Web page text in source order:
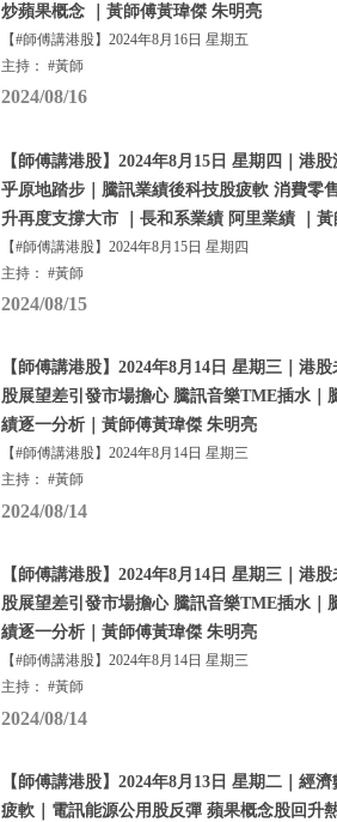
炒蘋果概念 ｜黃師傅黃瑋傑 朱明亮
【#師傅講港股】2024年8月16日 星期五
主持： #黃師
2024/08/16
【師傅講港股】2024年8月15日 星期四｜港
乎原地踏步｜騰訊業績後科技股疲軟 消費零
升再度支撐大市 ｜長和系業績 阿里業績 ｜
【#師傅講港股】2024年8月15日 星期四
主持： #黃師
2024/08/15
【師傅講港股】2024年8月14日 星期三｜港
股展望差引發市場擔心 騰訊音樂TME插水｜
績逐一分析｜黃師傅黃瑋傑 朱明亮
【#師傅講港股】2024年8月14日 星期三
主持： #黃師
2024/08/14
【師傅講港股】2024年8月14日 星期三｜港
股展望差引發市場擔心 騰訊音樂TME插水｜
績逐一分析｜黃師傅黃瑋傑 朱明亮
【#師傅講港股】2024年8月14日 星期三
主持： #黃師
2024/08/14
【師傅講港股】2024年8月13日 星期二｜經
疲軟｜電訊能源公用股反彈 蘋果概念股回升